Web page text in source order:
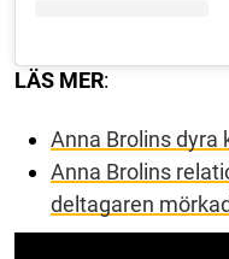
LÄS MER:
Anna Brolins dyra
Anna Brolins
deltagaren